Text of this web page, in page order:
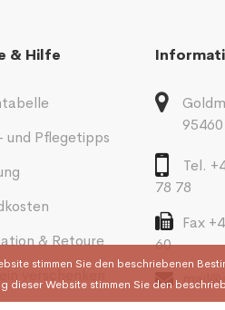
& Hilfe
und Pflegetipps
& Retoure
Tel.
78 78
Fax
60
stimmen Sie den beschriebenen
dieser Website stimmen Sie den